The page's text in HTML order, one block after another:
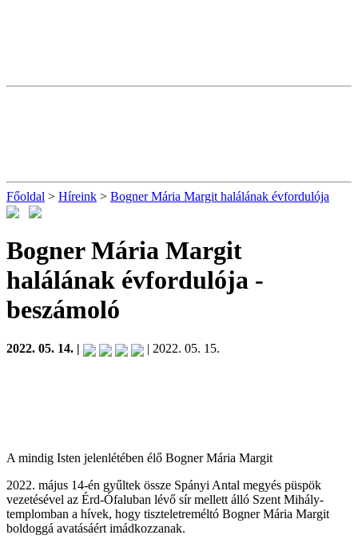
Főoldal > Híreink > Bogner Mária Margit halálának évfordulója
Bogner Mária Margit
halálának évfordulója -
beszámoló
2022. 05. 14. | | 2022. 05. 15.
A mindig Isten jelenlétében élő Bogner Mária Margit
2022. május 14-én gyűltek össze Spányi Antal megyés püspök
vezetésével az Érd-Ófaluban lévő sír mellett álló Szent Mihály-
templomban a hívek, hogy tiszteletreméltó Bogner Mária Margit
boldoggá avatásáért imádkozzanak.